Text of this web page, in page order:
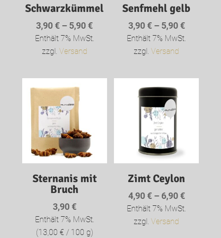
Schwarzkümmel
3,90€ – 5,90€Preisspanne:
3,90 €
Enthält 7% MwSt.
zzgl. Versand
Senfmehl gelb
3,90€ – 5,90€
3,90 €
Enthält 7% MwSt.
zzgl.Versand
Sternanis mit
Bruch
3,90€
Enthält 7% MwSt.
(13,00 € / 100 g)
Zimt Ceylon
4,90€ – 6,90€
4,90 €
Enthält 7% MwSt.
zzgl.Versand